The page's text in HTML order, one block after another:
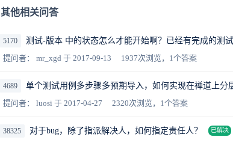
其他相关问答
5170 测试-版本 中的状态怎么才能开始啊？已经有完成的测
提问者： mr_xgd 于 2017-09-13 1937次浏览，1个答案
4689 单个测试用例多步骤多预期导入，如何实现在禅道上分
提问者： luosi 于 2017-04-27 2320次浏览，1个答案
38325 对于bug，除了指派解决人，如何指定责任人？ 已解决